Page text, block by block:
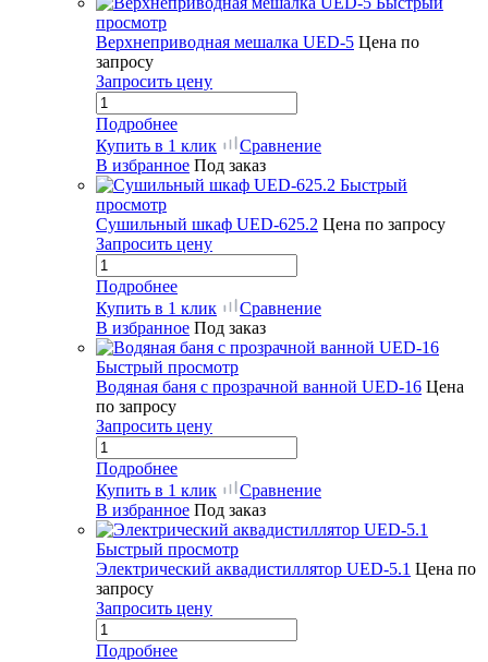
просмотр
Верхнеприводная мешалка UED-5 Цена по
запросу
Запросить цену
Подробнее
Купить в 1 клик
Сравнение
В избранное Под заказ
Быстрый
просмотр
Сушильный шкаф UED-625.2 Цена по запросу
Запросить цену
Подробнее
Купить в 1 клик
Сравнение
В избранное Под заказ
Быстрый просмотр
Водяная баня с прозрачной ванной UED-16 Цена
по запросу
Запросить цену
Подробнее
Купить в 1 клик
Сравнение
В избранное Под заказ
Быстрый просмотр
Электрический аквадистиллятор UED-5.1 Цена по
запросу
Запросить цену
Подробнее